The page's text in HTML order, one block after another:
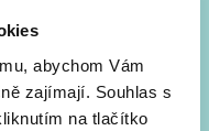
abychom Vám
zajímají. Souhlas s
na tlačítko
rovnou do mailu!
autoři, filmové
a další.